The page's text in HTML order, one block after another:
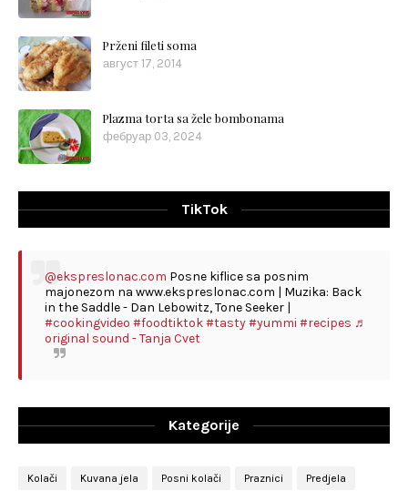
Prženi fileti soma
август 17, 2014
Plazma torta sa žele bombonama
фебруар 03, 2024
TikTok
@ekspreslonac.com Posne kiflice sa posnim
majonezom na www.ekspreslonac.com | Muzika: Back
in the Saddle - Dan Lebowitz, Tone Seeker |
#cookingvideo #foodtiktok#tasty#yummi #recipes ♬
original sound - Tanja Cvet
Kategorije
Kolači Kuvana jela Posni kolači Praznici Predjela